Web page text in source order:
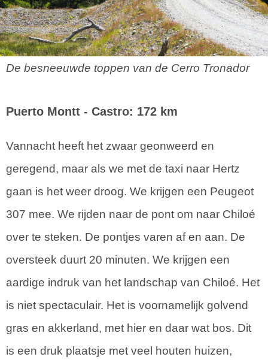
De besneeuwde toppen van de Cerro Tronador
Puerto Montt - Castro: 172 km
Vannacht heeft het zwaar geonweerd en
geregend, maar als we met de taxi naar Hertz
gaan is het weer droog. We krijgen een Peugeot
307 mee. We rijden naar de pont om naar Chiloé
over te steken. De pontjes varen af en aan. De
oversteek duurt 20 minuten. We krijgen een
aardige indruk van het landschap van Chiloé. Het
is niet spectaculair. Het is voornamelijk golvend
gras en akkerland, met hier en daar wat bos. Dit
is een druk plaatsje met veel houten huizen,